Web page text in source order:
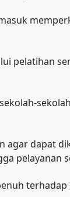
pelatihan
agar dapat
pelayanan